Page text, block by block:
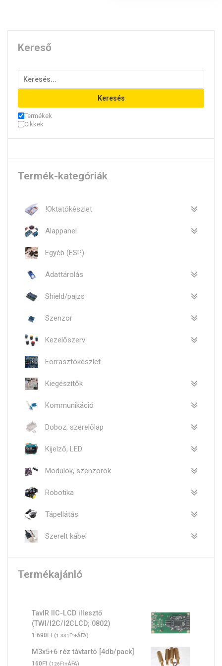
Kereső
Keresés
Termékek
Cikkek
Termék-kategóriák
!Oktatókészlet
Alappanel
Egyéb (ESP)
Adattárolás
Shield/pajzs
Szenzor
Kezelőszerv
Forrasztókészlet
Kiegészítők
Kommunikáció
Doboz, szerelőlap
Kijelző, LED
Modulok, szenzorok
Robotika
Tápellátás
Szerelt kábel
Termékajánló
TavIR IIC-LCD illesztő
(TWI/I2C/I2CLCD; 0802)
1.690Ft (1.331 Ft+ÁFA)
M3x5+6 réz távtartó [4db/pack]
160Ft (126Ft+ÁFA)